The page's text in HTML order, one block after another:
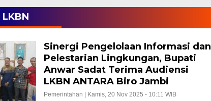
LKBN
Sinergi Pengelolaan Informasi dan
Pelestarian Lingkungan, Bupati
Anwar Sadat Terima Audiensi
LKBN ANTARA Biro Jambi
Pemerintahan | Kamis, 20 Nov 2025 - 10:11 WIB